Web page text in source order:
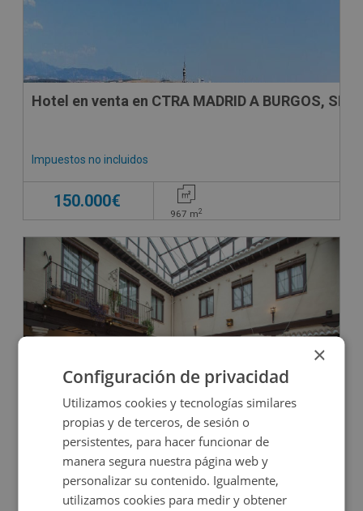
Hotel en venta en CTRA MADRID A BURGOS, SN
Impuestos no incluidos
150.000€
967 m2
Hotel en venta en CL FEDERICO RELIMPIO, 10
Impuestos no incluidos
1.572.000€
×
Configuración de privacidad
Utilizamos cookies y tecnologías similares
propias y de terceros, de sesión o
persistentes, para hacer funcionar de
manera segura nuestra página web y
personalizar su contenido. Igualmente,
utilizamos cookies para medir y obtener